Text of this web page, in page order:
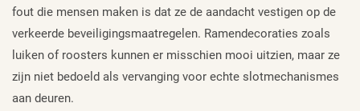
fout die mensen maken is dat ze de aandacht vestigen op de
verkeerde beveiligingsmaatregelen. Ramendecoraties zoals
luiken of roosters kunnen er misschien mooi uitzien, maar ze
zijn niet bedoeld als vervanging voor echte slotmechanismes
aan deuren.